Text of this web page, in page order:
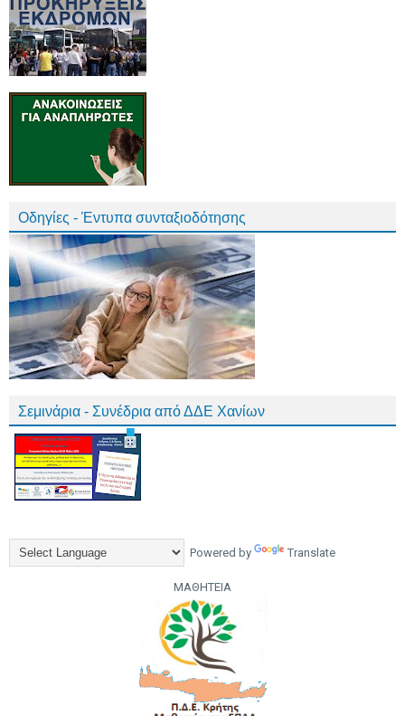
Οδηγίες - Έντυπα συνταξιοδότησης
Σεμινάρια - Συνέδρια από ΔΔΕ Χανίων
Powered by Translate
ΜΑΘΗΤΕΙΑ